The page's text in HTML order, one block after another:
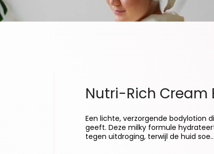
Nutri-Rich Cream
Een lichte, verzorgende bodylotion
geeft. Deze milky formule
tegen uitdroging, terwijl de huid soe...